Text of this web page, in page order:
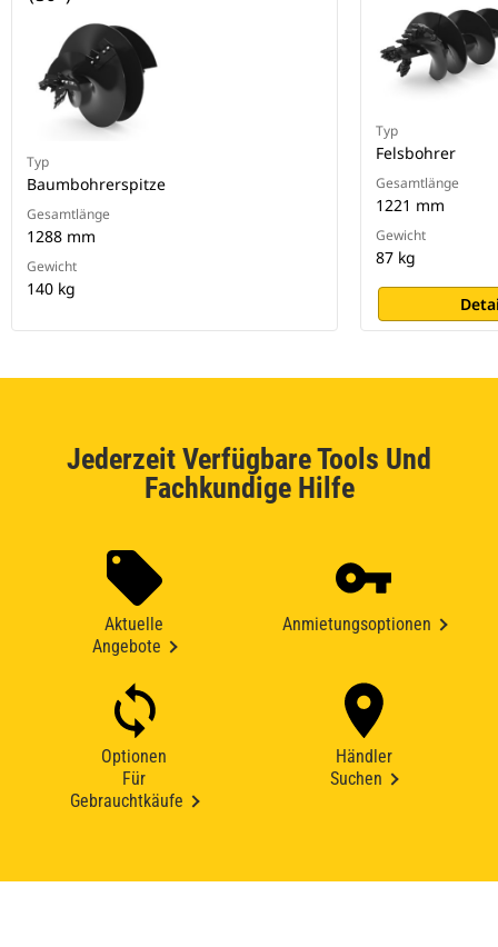
Typ
Baumbohrerspitze
Gesamtlänge
1288 mm
Gewicht
140 kg
Typ
Felsbohrer
Gesamtlänge
1221 mm
Gewicht
87 kg
Jederzeit Verfügbare Tools Und
Fachkundige Hilfe
Aktuelle
Angebote
Anmietungsoptionen
Optionen
Für
Gebrauchtkäufe
Händler
Suchen